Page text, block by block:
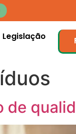
Legislação
de